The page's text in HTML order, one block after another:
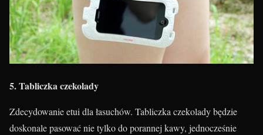
5. Tabliczka czekolady
Zdecydowanie etui dla łasuchów. Tabliczka czekolady będzie
doskonale pasować nie tylko do porannej kawy, jednocześnie